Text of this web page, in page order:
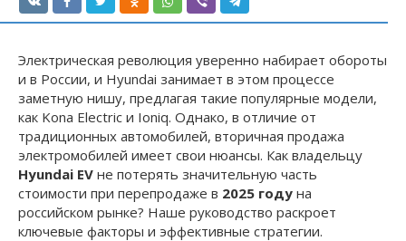
Электрическая революция уверенно набирает обороты
и в России, и Hyundai занимает в этом процессе
заметную нишу, предлагая такие популярные модели,
как Kona Electric и Ioniq. Однако, в отличие от
традиционных автомобилей, вторичная продажа
электромобилей имеет свои нюансы. Как владельцу
Hyundai EV не потерять значительную часть
стоимости при перепродаже в 2025 году на
российском рынке? Наше руководство раскроет
ключевые факторы и эффективные стратегии.